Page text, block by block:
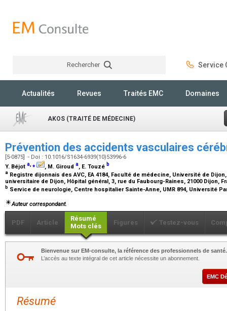
Rechercher Service
Actualités Revues Traités EMC Domaines
AKOS (TRAITÉ DE MÉDECINE)
Prévention des accidents vasculaires
[5-0875] - Doi : 10.1016/S1634-6939(10)53996-6
Y. Béjot a,⁎ , M. Giroud a, E. Touzé b
a Registre dijonnais des AVC, EA 4184, Faculté de médecine, Université de
universitaire de Dijon, Hôpital général, 3, rue du Faubourg-Raines, 21000 Dijon,
b Service de neurologie, Centre hospitalier Sainte-Anne, UMR 894, Université
Auteur correspondant.
PDF Article
Résumé
Mots clés
Figures Testez-vous
Bienvenue sur EM-consulte, la référence des professionnels de santé.
L’accès au texte intégral de cet article nécessite un abonnement.
EMC
Résumé